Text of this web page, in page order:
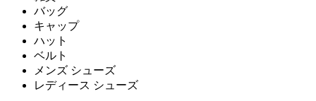
バッグ
キャップ
ハット
ベルト
メンズ シューズ
レディース シューズ